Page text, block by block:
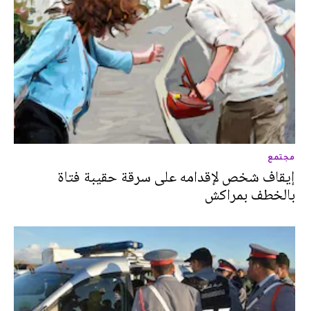
مجتمع
إيقاف شخص لإقدامه على سرقة حقيبة فتاة
بالخطف بمراكش